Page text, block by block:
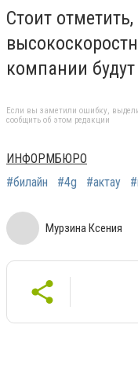
Стоит
компании
Если вы заметили ошибку,
сообщить об этом редакции
ИНФОРМБЮРО
#билайн
#4g #актау
Мурзина Ксения